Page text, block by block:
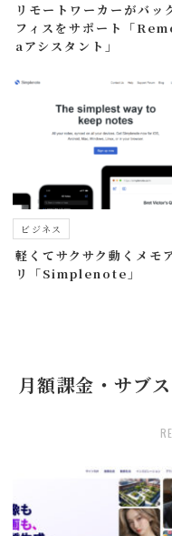
リモートワーカーがバッ
フィスをサポート「
aアシスタント」
ビジネス
軽くてサクサク動くメモ
リ「Simplenote」
月額課金・サブ